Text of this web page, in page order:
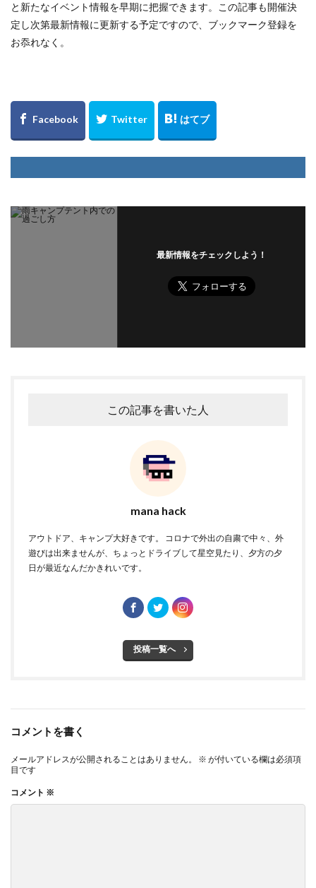
と新たなイベント情報を早期に把握できます。この記事も開催決
定し次第最新情報に更新する予定ですので、ブックマーク登録を
お忝れなく。
最新情報をチェックしよう！
この記事を書いた人
mana hack
アウトドア、キャンプ大好きです。 コロナで外出の自粛で中々、外
遊びは出来ませんが、ちょっとドライブして星空見たり、夕方の夕
日が最近なんだかきれいです。
投稿一覧へ
コメントを書く
メールアドレスが公開されることはありません。 ※ が付いている欄は必須項
目です
コメント ※